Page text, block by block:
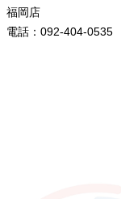
福岡店
電話：092-404-